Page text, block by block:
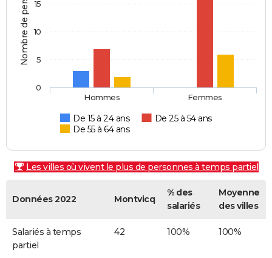
De 15 à 24 ans
De 25 à 54 ans
De 55 à 64 ans
Hommes Femmes
0
5
10
15
Les villes où vivent le plus de personnes à temps partiel
Données 2022 Montvicq
% des
salariés
Moyenne
des villes
Salariés à temps
partiel
42 100% 100%